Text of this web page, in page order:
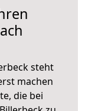
steht
machen
die bei